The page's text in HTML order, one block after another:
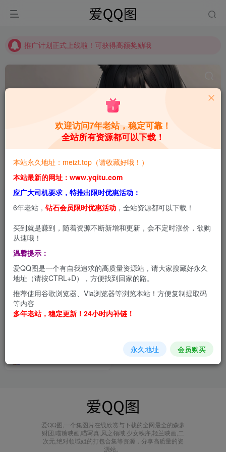
推广计划正式上线啦！可获得高额奖励哦
推广计划正式上线啦！可获得高额奖励哦
Neko-薇薇 共1篇
排序 更新 浏览 点赞 评论
爱QQ图,一个集图片在线欣赏与下载的全网最全的森萝
财团,喵糖映画,喵写真,风之领域,少女秩序,轻兰映画,二
次元,绝对领域姐的打包合集等资源，分享高质量的资
源站。
欢迎访问7年老站，稳定可靠！
全站所有资源都可以下载！
本站永久地址：meizt.top（请收藏好哦！）
本站最新的网址：www.yqitu.com
应广大司机要求，特推出限时优惠活动：
6年老站， 钻石会员限时优惠活动 ，全站资源都可以下载！
买到就是赚到，随着资源不断新增和更新，会不定时涨价，欲购
从速哦！
温馨提示：
爱QQ图是一个有自我追求的高质量资源站，请大家搜藏好永久
地址（请按CTRL+D），方便找到回家的路。
推荐使用谷歌浏览器、Via浏览器等浏览本站！方便复制提取码
等内容
多年老站，稳定更新！24小时内补链！
永久地址 会员购买